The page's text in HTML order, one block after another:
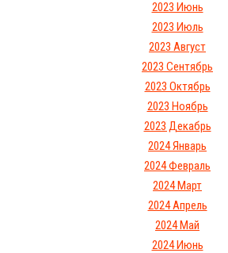
2023 Июнь
2023 Июль
2023 Август
2023 Сентябрь
2023 Октябрь
2023 Ноябрь
2023 Декабрь
2024 Январь
2024 Февраль
2024 Март
2024 Апрель
2024 Май
2024 Июнь